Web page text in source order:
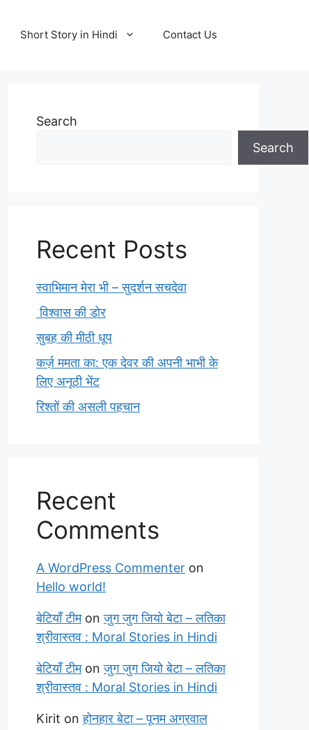
Short Story in Hindi Contact Us
Search
Search
Recent Posts
स्वाभिमान मेरा भी – सुदर्शन सचदेवा
विश्वास की डोर
सुबह की मीठी धूप
कर्ज़ ममता का: एक देवर की अपनी भाभी के
लिए अनूठी भेंट
रिश्तों की असली पहचान
Recent
Comments
A WordPress Commenter on
Hello world!
बेटियाँ टीमonजुग जुग जियो बेटा – लतिका
श्रीवास्तव : Moral Stories in Hindi
बेटियाँ टीमonजुग जुग जियो बेटा – लतिका
श्रीवास्तव : Moral Stories in Hindi
Kirit onहोनहार बेटा – पूनम अग्रवाल